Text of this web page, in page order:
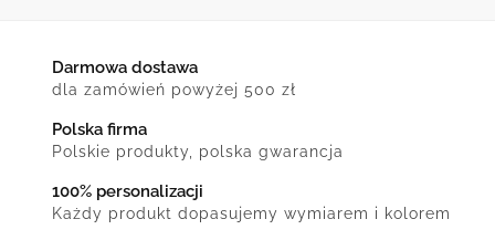
Darmowa dostawa
dla zamówień powyżej 500 zł
Polska firma
Polskie produkty, polska gwarancja
100% personalizacji
Każdy produkt dopasujemy wymiarem i kolorem